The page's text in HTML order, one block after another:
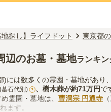
地探し】ライフドット 東京都
辺のお墓・墓地ランキン
)には数多くの霊園・墓地があり
(墓石代別) ? 、 樹木葬が約71万円で
霊園・墓地は、 曹洞宗 円通寺
ます。